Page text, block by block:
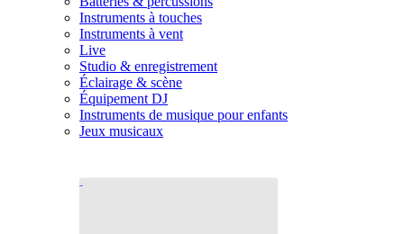
Instruments à touches
Instruments à vent
Live
Studio & enregistrement
Éclairage & scène
Équipement DJ
Instruments de musique pour enfants
Jeux musicaux